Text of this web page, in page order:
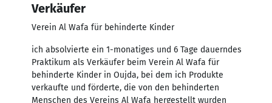
Verkäufer
Verein Al Wafa für behinderte Kinder
ich absolvierte ein 1-monatiges und 6 Tage dauerndes
Praktikum als Verkäufer beim Verein Al Wafa für
behinderte Kinder in Oujda, bei dem ich Produkte
verkaufte und förderte, die von den behinderten
Menschen des Vereins Al Wafa hergestellt wurden